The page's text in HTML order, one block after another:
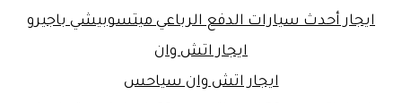
ايجار أحدث سيارات الدفع الرباعي ميتسوبيشي باجيرو
ايجار اتش وان
ايجار اتش وان سياحس